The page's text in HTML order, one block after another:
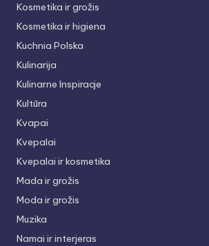
Kosmetika ir grožis
Kosmetika ir higiena
Kuchnia Polska
Kulinarija
Kulinarne Inspiracje
Kultūra
Kvapai
Kvepalai
Kvepalai ir kosmetika
Mada ir grožis
Moda ir grožis
Muzika
Namai ir interjeras